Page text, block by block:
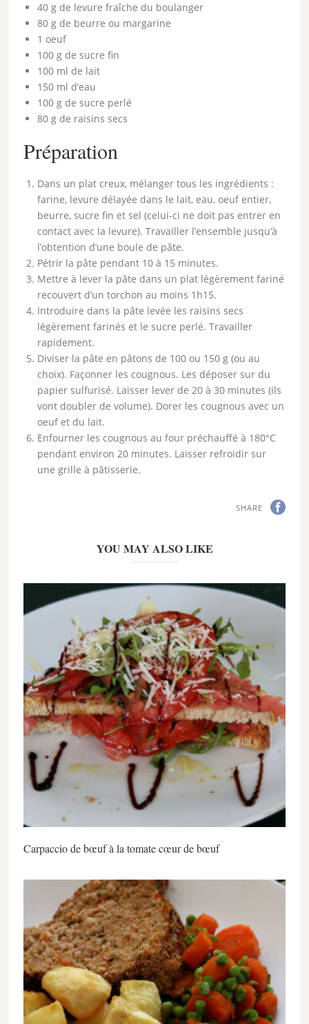
40 g de levure fraîche du boulanger
80 g de beurre ou margarine
1 oeuf
100 g de sucre fin
100 ml de lait
150 ml d’eau
100 g de sucre perlé
80 g de raisins secs
Préparation
Dans un plat creux, mélanger tous les ingrédients :
farine, levure délayée dans le lait, eau, oeuf entier,
beurre, sucre fin et sel (celui-ci ne doit pas entrer en
contact avec la levure). Travailler l’ensemble jusqu’à
l’obtention d’une boule de pâte.
Pétrir la pâte pendant 10 à 15 minutes.
Mettre à lever la pâte dans un plat légèrement fariné
recouvert d’un torchon au moins 1h15.
Introduire dans la pâte levée les raisins secs
légèrement farinés et le sucre perlé. Travailler
rapidement.
Diviser la pâte en pâtons de 100 ou 150 g (ou au
choix). Façonner les cougnous. Les déposer sur du
papier sulfurisé. Laisser lever de 20 à 30 minutes (ils
vont doubler de volume). Dorer les cougnous avec un
oeuf et du lait.
Enfourner les cougnous au four préchauffé à 180°C
pendant environ 20 minutes. Laisser refroidir sur
une grille à pâtisserie.
SHARE
YOU MAY ALSO LIKE
Carpaccio de bœuf à la tomate cœur de bœuf